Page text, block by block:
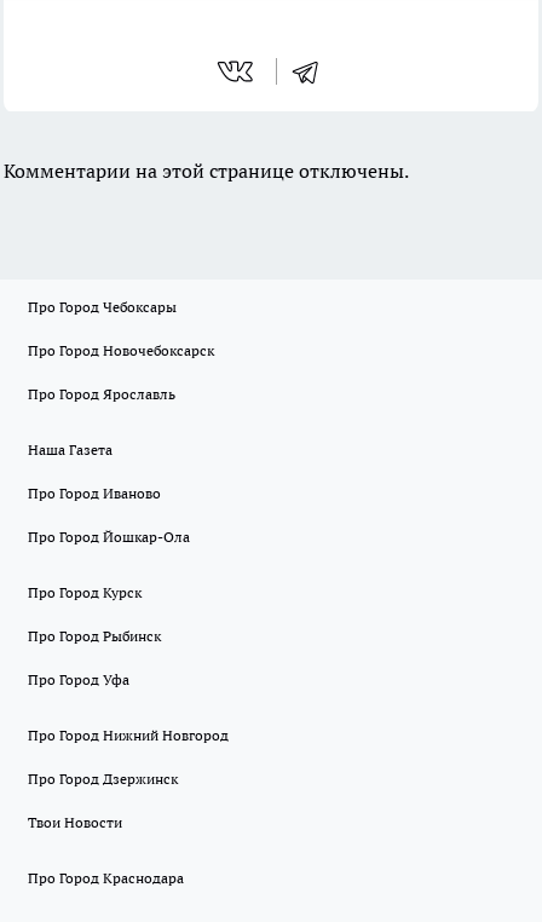
Комментарии на этой странице отключены.
Про Город Чебоксары
Про Город Новочебоксарск
Про Город Ярославль
Наша Газета
Про Город Иваново
Про Город Йошкар-Ола
Про Город Курск
Про Город Рыбинск
Про Город Уфа
Про Город Нижний Новгород
Про Город Дзержинск
Твои Новости
Про Город Краснодара